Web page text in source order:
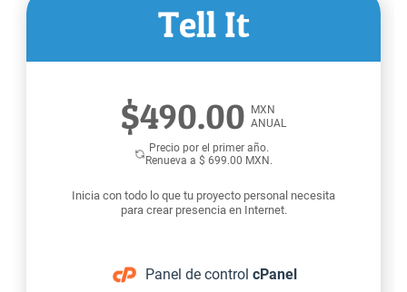
Tell It
$490.00
MXN
ANUAL
Precio por el primer año.
Renueva a $ 699.00 MXN.
Inicia con todo lo que tu proyecto personal necesita
para crear presencia en Internet.
Panel de control cPanel